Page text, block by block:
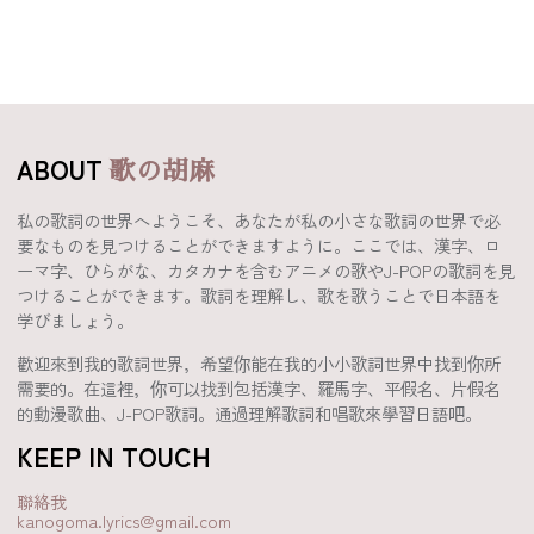
ABOUT歌の胡麻
私の歌詞の世界へようこそ、あなたが私の小さな歌詞の世界で必
要なものを見つけることができますように。ここでは、漢字、ロ
ーマ字、ひらがな、カタカナを含むアニメの歌やJ-POPの歌詞を見
つけることができます。歌詞を理解し、歌を歌うことで日本語を
学びましょう。
歡迎來到我的歌詞世界，希望你能在我的小小歌詞世界中找到你所
需要的。在這裡，你可以找到包括漢字、羅馬字、平假名、片假名
的動漫歌曲、J-POP歌詞。通過理解歌詞和唱歌來學習日語吧。
KEEP IN TOUCH
聯絡我
kanogoma.lyrics@gmail.com